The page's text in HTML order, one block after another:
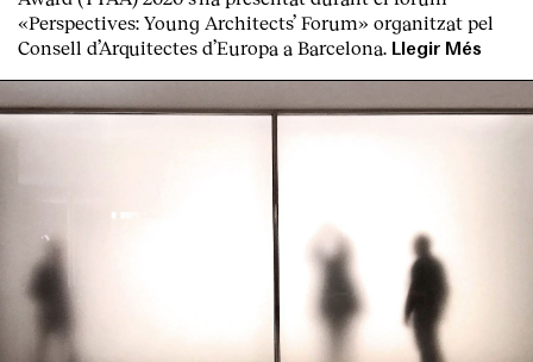
«Perspectives: Young Architects’ Forum» organitzat pel
Consell d’Arquitectes d’Europa a Barcelona. Llegir Més